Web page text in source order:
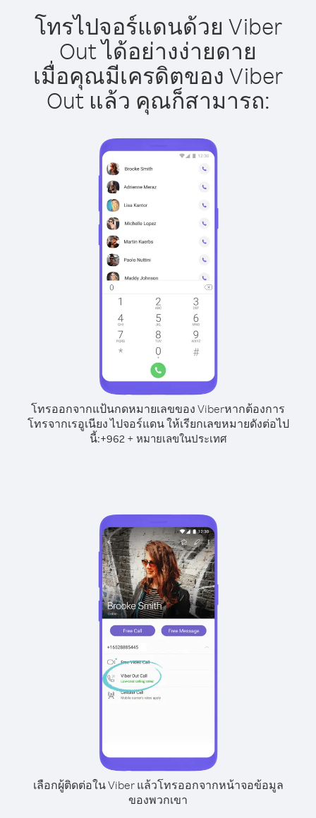
โทรไปจอร์แดนด้วย Viber
Out ได้อย่างง่ายดาย
เมื่อคุณมีเครดิตของ Viber
Out แล้ว คุณก็สามารถ:
โทรออกจากแป้นกดหมายเลขของ Viberหากต้องการ
โทรจากเรอูเนียง ไปจอร์แดน ให้เรียกเลขหมายดังต่อไป
นี้:+962+ หมายเลขในประเทศ
เลือกผู้ติดต่อใน Viber แล้วโทรออกจากหน้าจอข้อมูล
ของพวกเขา